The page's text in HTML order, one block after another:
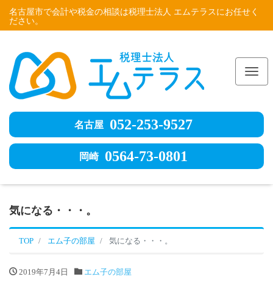
名古屋市で会計や税金の相談は税理士法人 エムテラスにお任せく
ださい。
名古屋 052-253-9527
岡崎 0564-73-0801
気になる・・・。
TOP エム子の部屋 気になる・・・。
2019年7月4日 エム子の部屋